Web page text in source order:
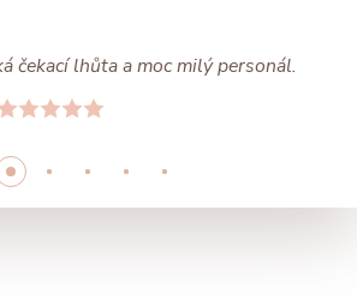
čekací lhůta a moc milý personál.